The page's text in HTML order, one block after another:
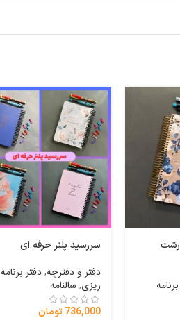
سررسید پلنر حرفه ای
دفتر و دفترچه,دفتر برنامه
ریزی, سالنامه
736,000تومان